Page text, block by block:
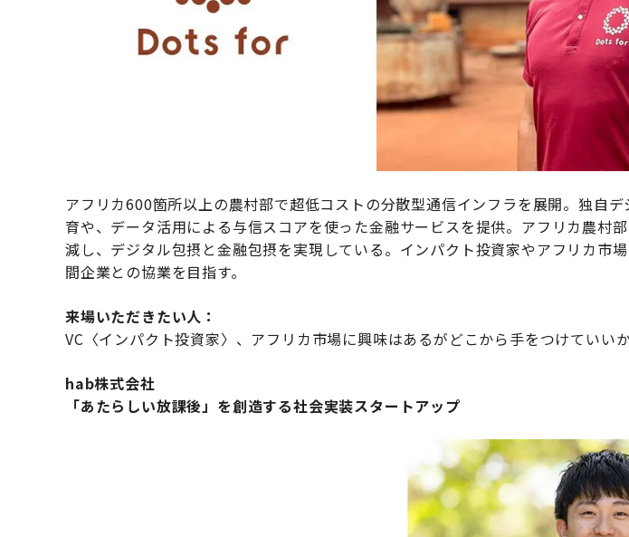
アフリカ600箇所以上の農村部で超低コストの分散型通信インフラを展開。独自
育や、データ活用による与信スコアを使った金融サービスを提供。アフリカ農村
減し、デジタル包摂と金融包摂を実現している。インパクト投資家やアフリカ市
間企業との協業を目指す。
来場いただきたい人：
VC〈インパクト投資家〉、アフリカ市場に興味はあるがどこから手をつけていい
hab株式会社
「あたらしい放課後」を創造する社会実装スタートアップ